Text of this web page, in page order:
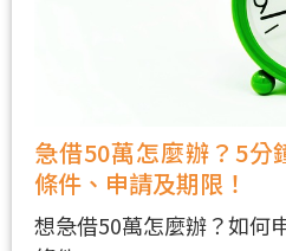
急借50萬怎麼辦？5分
條件、申請及期限！
想急借50萬怎麼辦？如何